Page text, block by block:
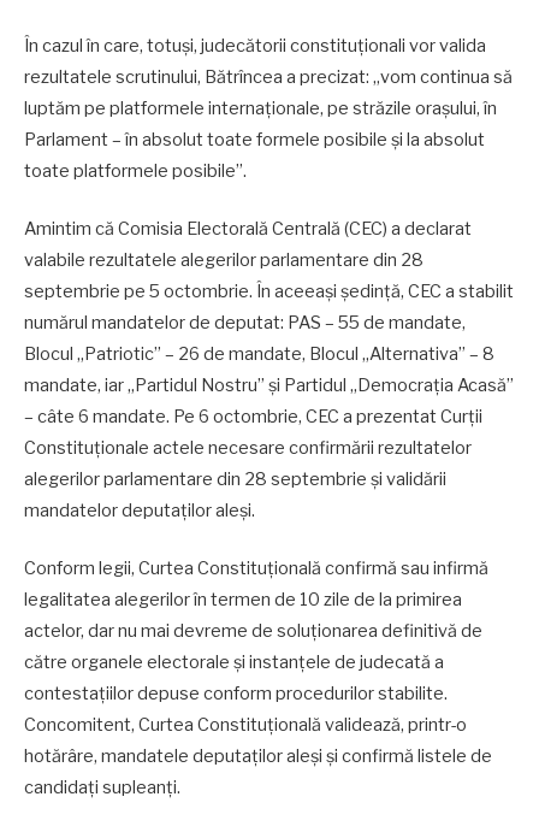
În cazul în care, totuși, judecătorii constituționali vor valida
rezultatele scrutinului, Bătrîncea a precizat: „vom continua să
luptăm pe platformele internaționale, pe străzile orașului, în
Parlament – în absolut toate formele posibile și la absolut
toate platformele posibile”.
Amintim că Comisia Electorală Centrală (CEC) a declarat
valabile rezultatele alegerilor parlamentare din 28
septembrie pe 5 octombrie. În aceeași ședință, CEC a stabilit
numărul mandatelor de deputat: PAS – 55 de mandate,
Blocul „Patriotic” – 26 de mandate, Blocul „Alternativa” – 8
mandate, iar „Partidul Nostru” și Partidul „Democrația Acasă”
– câte 6 mandate. Pe 6 octombrie, CEC a prezentat Curții
Constituționale actele necesare confirmării rezultatelor
alegerilor parlamentare din 28 septembrie și validării
mandatelor deputaților aleși.
Conform legii, Curtea Constituțională confirmă sau infirmă
legalitatea alegerilor în termen de 10 zile de la primirea
actelor, dar nu mai devreme de soluționarea definitivă de
către organele electorale și instanțele de judecată a
contestațiilor depuse conform procedurilor stabilite.
Concomitent, Curtea Constituțională validează, printr-o
hotărâre, mandatele deputaților aleși și confirmă listele de
candidați supleanți.